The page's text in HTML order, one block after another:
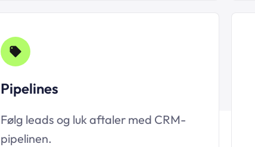
Pipelines
Følg leads og luk aftaler med CRM-
pipelinen.